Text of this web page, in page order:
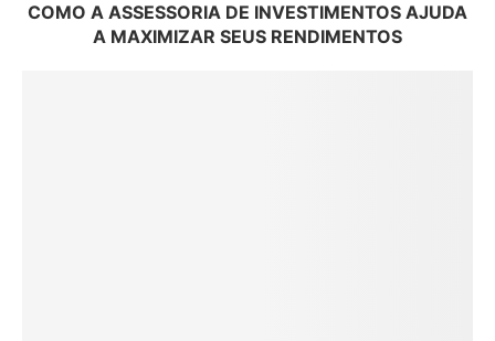
COMO A ASSESSORIA DE INVESTIMENTOS AJUDA
A MAXIMIZAR SEUS RENDIMENTOS